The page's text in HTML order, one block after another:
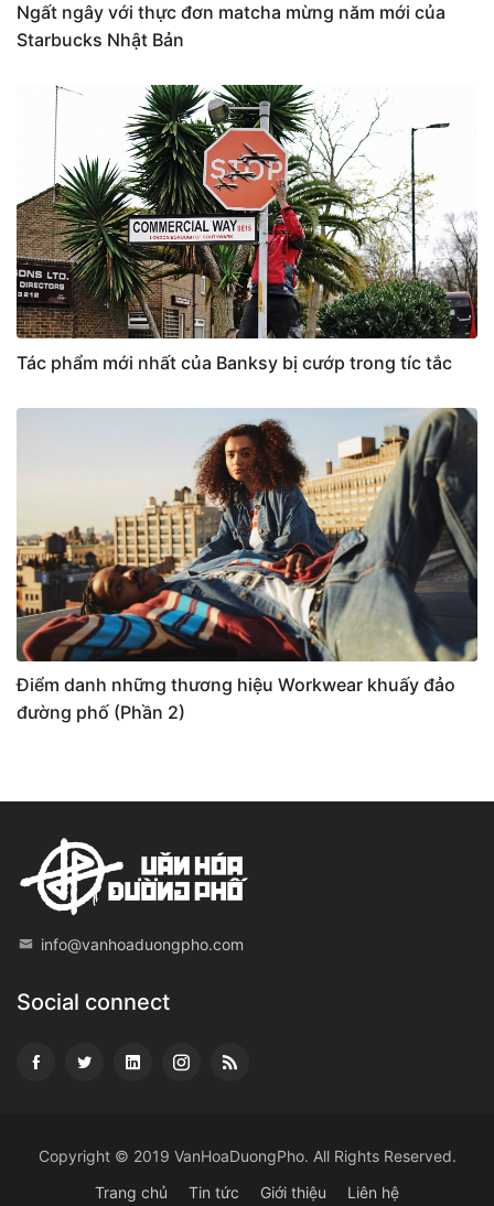
Ngất ngây với thực đơn matcha mừng năm mới của
Starbucks Nhật Bản
Tác phẩm mới nhất của Banksy bị cướp trong tíc tắc
Điểm danh những thương hiệu Workwear khuấy đảo
đường phố (Phần 2)
info@vanhoaduongpho.com
Social connect
Copyright © 2019 VanHoaDuongPho. All Rights Reserved.
Trang chủ
Tin tức Giới thiệu Liên hệ